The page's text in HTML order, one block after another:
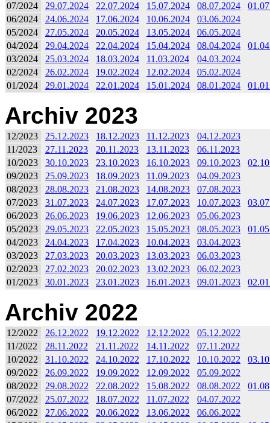
07/2024
29.07.2024 22.07.2024 15.07.2024 08.07.2024
06/2024
24.06.2024 17.06.2024 10.06.2024
03.06.2024
05/2024
27.05.2024 20.05.2024 13.05.2024
06.05.2024
04/2024
29.04.2024 22.04.2024 15.04.2024 08.04.2024
03/2024
25.03.2024 18.03.2024 11.03.2024
04.03.2024
02/2024
26.02.2024 19.02.2024 12.02.2024
05.02.2024
01/2024
29.01.2024 22.01.2024 15.01.2024 08.01.2024
Archiv 2023
12/2023 25.12.2023 18.12.2023 11.12.2023
04.12.2023
11/2023
27.11.2023 20.11.2023 13.11.2023
06.11.2023
10/2023
30.10.2023 23.10.2023 16.10.2023 09.10.2023
09/2023
25.09.2023 18.09.2023 11.09.2023
04.09.2023
08/2023
28.08.2023 21.08.2023 14.08.2023
07.08.2023
07/2023
31.07.2023 24.07.2023 17.07.2023 10.07.2023
06/2023
26.06.2023 19.06.2023 12.06.2023
05.06.2023
05/2023
29.05.2023 22.05.2023 15.05.2023 08.05.2023
04/2023
24.04.2023 17.04.2023 10.04.2023
03.04.2023
03/2023
27.03.2023 20.03.2023 13.03.2023
06.03.2023
02/2023
27.02.2023 20.02.2023 13.02.2023
06.02.2023
01/2023
30.01.2023 23.01.2023 16.01.2023 09.01.2023
Archiv 2022
12/2022 26.12.2022 19.12.2022 12.12.2022
05.12.2022
11/2022
28.11.2022 21.11.2022 14.11.2022
07.11.2022
10/2022
31.10.2022 24.10.2022 17.10.2022 10.10.2022
09/2022
26.09.2022 19.09.2022 12.09.2022
05.09.2022
08/2022
29.08.2022 22.08.2022 15.08.2022 08.08.2022
07/2022
25.07.2022 18.07.2022 11.07.2022
04.07.2022
06/2022
27.06.2022 20.06.2022 13.06.2022
06.06.2022